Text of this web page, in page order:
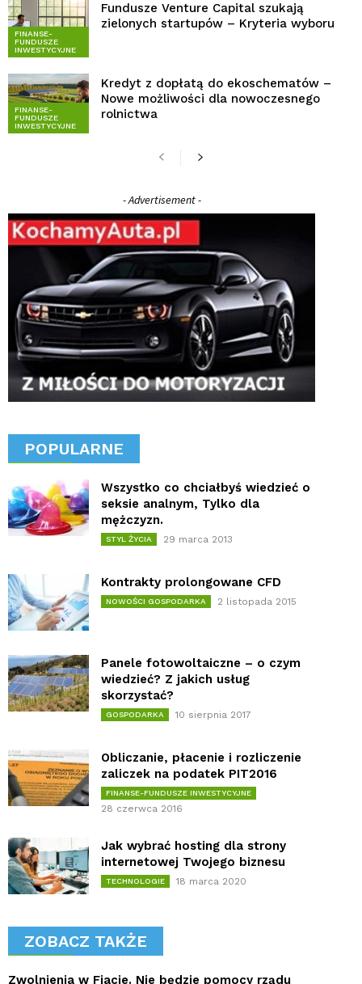
FINANSE-
FUNDUSZE
INWESTYCYJNE
Fundusze Venture Capital szukają
zielonych startupów – Kryteria wyboru
FINANSE-
FUNDUSZE
INWESTYCYJNE
Kredyt z dopłatą do ekoschematów –
Nowe możliwości dla nowoczesnego
rolnictwa
- Advertisement -
POPULARNE
Wszystko co chciałbyś wiedzieć o
seksie analnym, Tylko dla
mężczyzn.
STYL ŻYCIA 29 marca 2013
Kontrakty prolongowane CFD
NOWOŚCI GOSPODARKA 2 listopada 2015
Panele fotowoltaiczne – o czym
wiedzieć? Z jakich usług
skorzystać?
GOSPODARKA 10 sierpnia 2017
Obliczanie, płacenie i rozliczenie
zaliczek na podatek PIT2016
FINANSE-FUNDUSZE INWESTYCYJNE
28 czerwca 2016
Jak wybrać hosting dla strony
internetowej Twojego biznesu
TECHNOLOGIE 18 marca 2020
ZOBACZ TAKŻE
Zwolnienia w Fiacie. Nie będzie pomocy rządu